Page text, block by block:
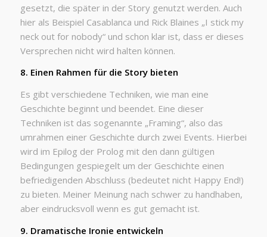
gesetzt, die später in der Story genutzt werden. Auch
hier als Beispiel Casablanca und Rick Blaines „I stick my
neck out for nobody“ und schon klar ist, dass er dieses
Versprechen nicht wird halten können.
8. Einen Rahmen für die Story bieten
Es gibt verschiedene Techniken, wie man eine
Geschichte beginnt und beendet. Eine dieser
Techniken ist das sogenannte „Framing“, also das
umrahmen einer Geschichte durch zwei Events. Hierbei
wird im Epilog der Prolog mit den dann gültigen
Bedingungen gespiegelt um der Geschichte einen
befriedigenden Abschluss (bedeutet nicht Happy End!)
zu bieten. Meiner Meinung nach schwer zu handhaben,
aber eindrucksvoll wenn es gut gemacht ist.
9. Dramatische Ironie entwickeln